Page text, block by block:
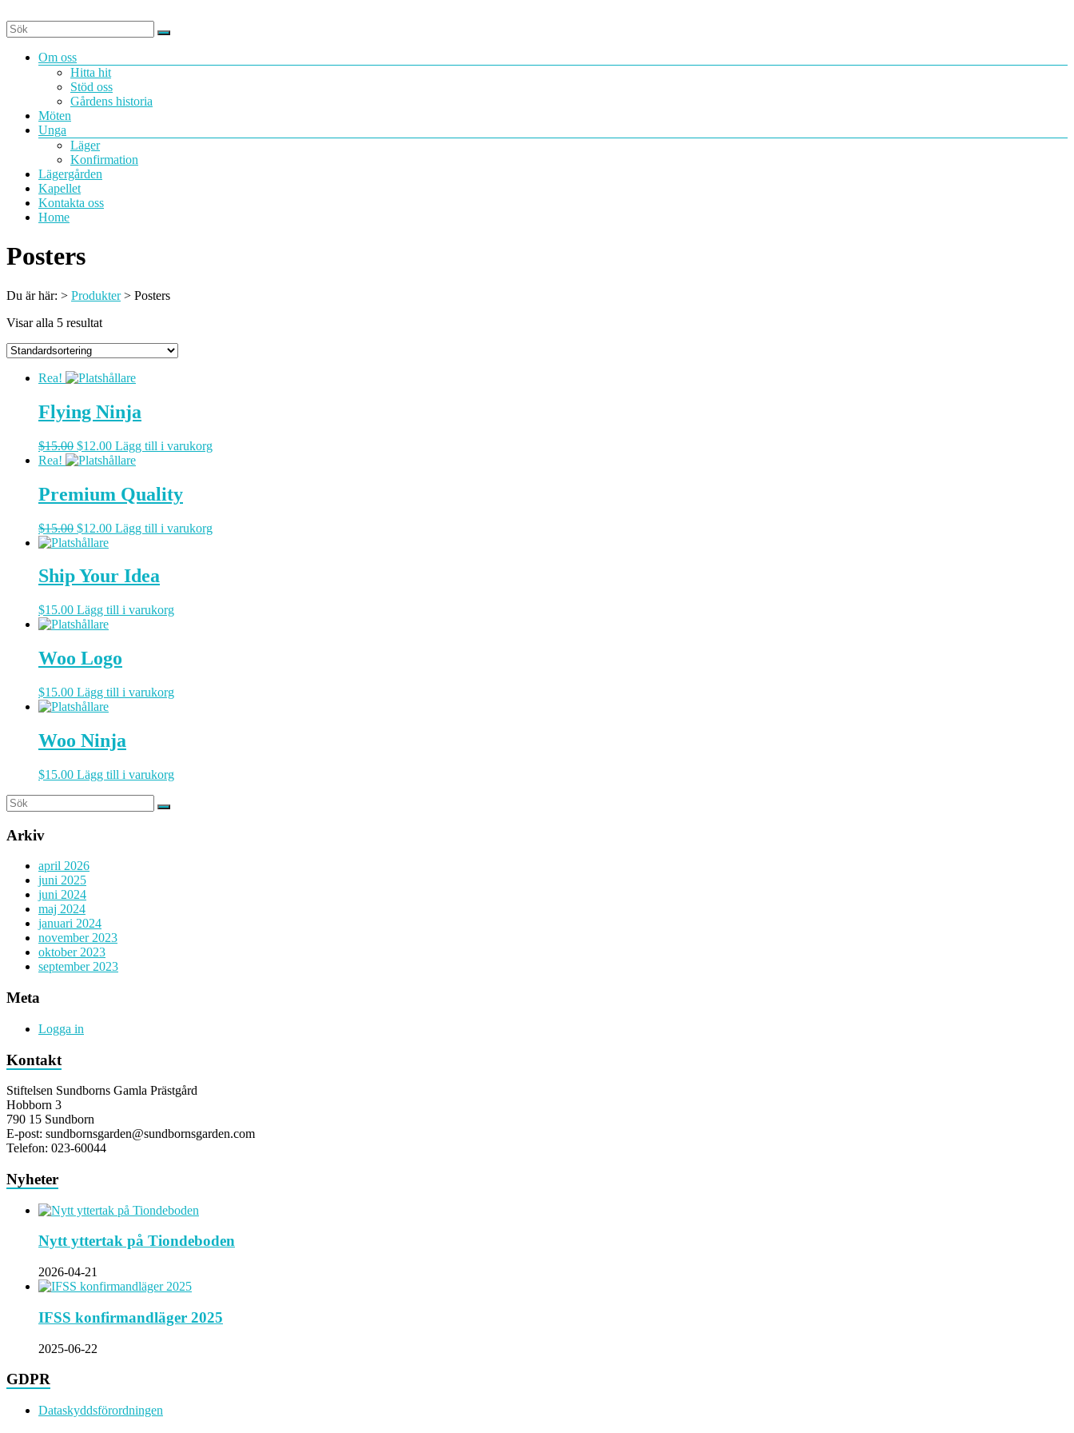
till
innehåll
Meny
Om oss
Hitta hit
Stöd oss
Gårdens historia
Möten
Unga
Läger
Konfirmation
Lägergården
Kapellet
Kontakta oss
Home
Posters
Du är här: > Produkter> Posters
Visar alla 5 resultat
Rea!
Flying Ninja
$15.00 Det
ursprungliga
var:
$15.00.
$12.00Det
nuvarande
är:
$12.00.
Lägg till i varukorg
Rea!
Premium Quality
$15.00 Det
ursprungliga
var:
$15.00.
$12.00Det
är:
$12.00.
Lägg till i varukorg
Ship Your Idea
$15.00 Lägg till i varukorg
Woo Logo
$15.00 Lägg till i varukorg
Woo Ninja
$15.00 Lägg till i varukorg
Arkiv
april 2026
juni 2025
juni 2024
maj 2024
januari 2024
november 2023
oktober 2023
september 2023
Meta
Logga in
Kontakt
Stiftelsen Sundborns Gamla Prästgård
Hobborn 3
790 15 Sundborn
E-post: sundbornsgarden@sundbornsgarden.com
Telefon: 023-60044
Nyheter
Nytt yttertak på Tiondeboden
2026-04-21
IFSS konfirmandläger 2025
2025-06-22
GDPR
Dataskyddsförordningen